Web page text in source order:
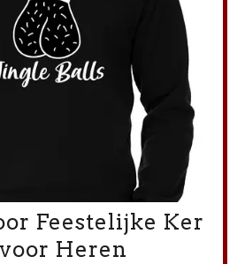
Feestelijke Ker
Heren